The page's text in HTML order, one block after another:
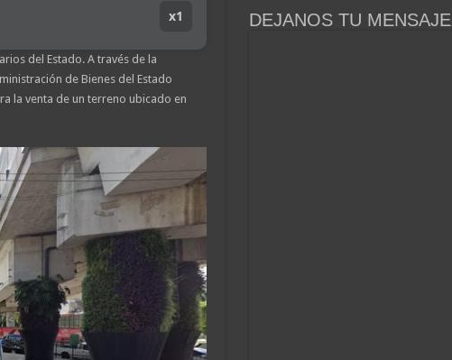
x1
del Estado. A través de la
de Bienes del Estado
la venta de un terreno ubicado en
DEJANOS TU MENSAJE